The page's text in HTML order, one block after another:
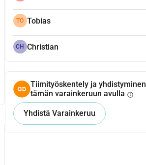
TO Tobias
CH Christian
Tiimityöskentely ja yhdistyminen
tämän varainkeruun avulla info
Yhdistä Varainkeruu